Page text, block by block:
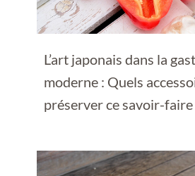
L’art japonais dans la
moderne : Quels
préserver ce savoir-faire